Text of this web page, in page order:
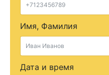
Имя, Фамилия
Дата и время